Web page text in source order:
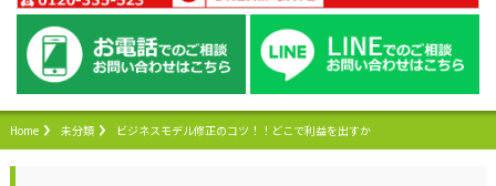
Home 未分類 ビジネスモデル修正のコツ！！どこで利益を出すか